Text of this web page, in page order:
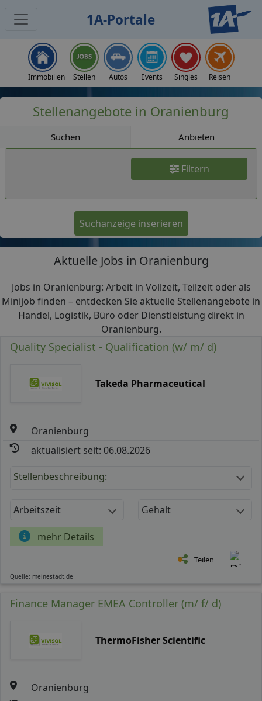
1A-Portale
Immobilien Stellen Autos Events Singles Reisen
Stellenangebote in Oranienburg
Suchen Anbieten
Filtern
Suchanzeige inserieren
Aktuelle Jobs in Oranienburg
Jobs in Oranienburg: Arbeit in Vollzeit, Teilzeit oder als
Minijob finden – entdecken Sie aktuelle Stellenangebote in
Handel, Logistik, Büro oder Dienstleistung direkt in
Oranienburg.
Quality Specialist - Qualification (w/ m/ d)
Takeda Pharmaceutical
Oranienburg
aktualisiert seit: 06.08.2026
Stellenbeschreibung:
Arbeitszeit Gehalt
mehr Details
Teilen
Quelle: meinestadt.de
Finance Manager EMEA Controller (m/ f/ d)
ThermoFisher Scientific
Oranienburg